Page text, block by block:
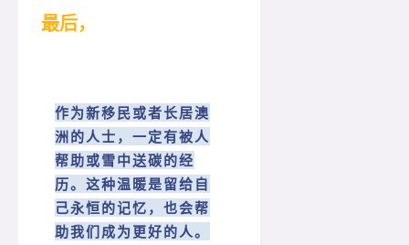
最后，
作为新移民或者长居澳
洲的人士，一定有被人
帮助或雪中送碳的经
历。这种温暖是留给自
己永恒的记忆，也会帮
助我们成为更好的人。